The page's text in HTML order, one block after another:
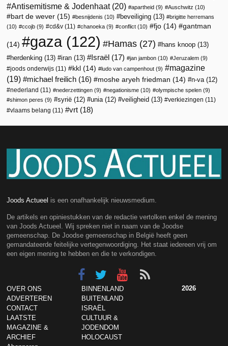
Antisemitisme & Jodenhaat(20) apartheid (9) Auschwitz (10)
bart de wever (15) besnijdenis (10) beveiliging (13)
brigitte herremans
(10)
ccojb (9) cd&v (11) chanoeka (9) conflict (10) fjo (14) gantman
(14) gaza (122) Hamas (27) hans knoop (13)
herdenking (13) iran (13) Israël (17) jan jambon (10) Jeruzalem (9)
joods onderwijs (11) kkl (14) ludo van campenhout (9)
magazine
(19)
michael freilich (16) moshe aryeh friedman (14) n-va (12)
nederland (11) nederzettingen (9) negationisme (10) olympische spelen (9)
shimon peres (9) syrië (12) unia (12) veiligheid (13) verkiezingen (11)
vlaams belang (11) vrt (18)
Joods Actueel is een onafhankelijk nieuwsmedium.
De artikels en opiniestukken van de redactie vertolken enkel de mening
van Joods Actueel. Wij spreken niet in naam van de Joodse
gemeenschap. De Joodse gemeenschap in België heeft geen
gemandateerde feitelijke vertegenwoordiging. Het staat iedereen vrij om
een eigen mening te hebben en die te verkondigen.
OVER ONS
ADVERTEREN
CONTACT
LAATSTE
MAGAZINE &
ARCHIEF
BINNENLAND
BUITENLAND
ISRAËL
CULTUUR &
JODENDOM
HOLOCAUST
2026